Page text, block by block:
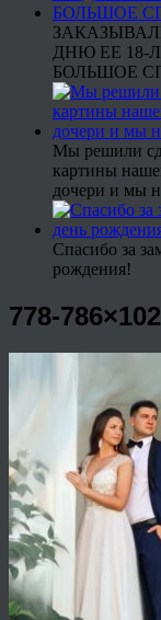
ДНЮ ЕЕ 18-
БОЛЬШОЕ
Мы решили
картины
дочери и мы
Спасибо за
рождения!
778-